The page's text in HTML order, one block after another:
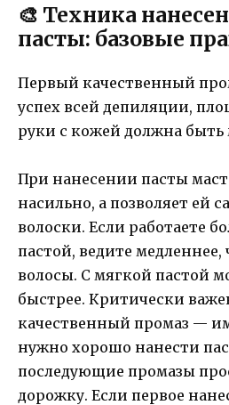
🎨 Техника
пасты: базовые
Первый качественный
успех всей депиляции,
руки с кожей должна
При нанесении пасты
насильно, а позволяет ей
волоски. Если работаете
пастой, ведите
волосы. С мягкой пастой
быстрее. Критически
качественный промаз —
нужно хорошо нанести
последующие промазы
дорожку. Если первое